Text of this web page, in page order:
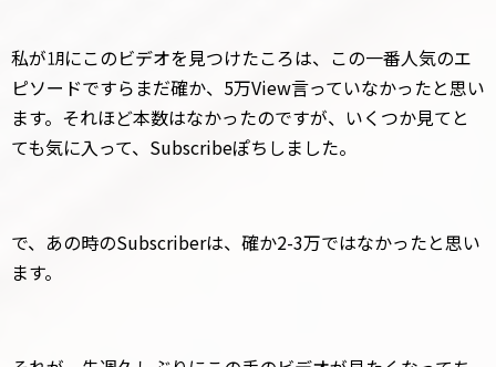
私が㋀にこのビデオを見つけたころは、この一番人気のエ
ピソードですらまだ確か、5万View言っていなかったと思い
ます。それほど本数はなかったのですが、いくつか見てと
ても気に入って、Subscribeぽちしました。
で、あの時のSubscriberは、確か2-3万ではなかったと思い
ます。